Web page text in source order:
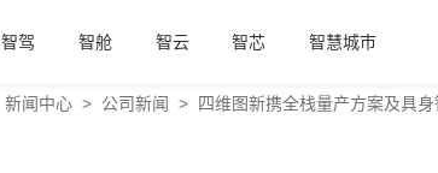
智驾 智舱 智云 智芯 智慧城市
新闻中心 > 公司新闻 > 四维图新携全栈量产方案及具